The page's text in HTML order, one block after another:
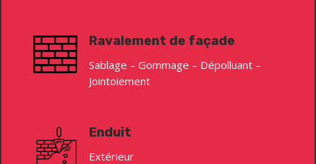
Ravalement de façade
Sablage – Gommage – Dépolluant –
Jointoiement
Enduit
Extérieur